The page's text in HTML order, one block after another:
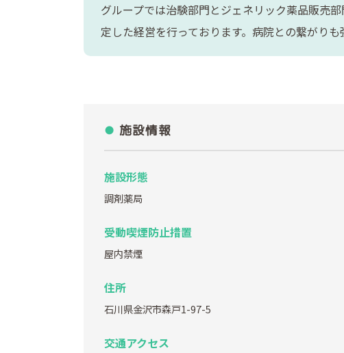
グループでは治験部門とジェネリック薬品販売
定した経営を行っております。病院との繋がり
施設情報
施設形態
調剤薬局
受動喫煙防止措置
屋内禁煙
住所
石川県金沢市森戸1-97-5
交通アクセス